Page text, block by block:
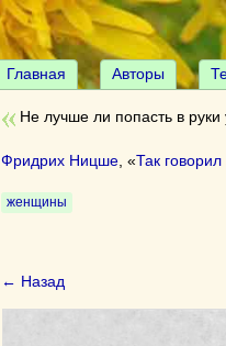
Главная Авторы
Не лучше ли попасть в
Фридрих Ницше , «Так
женщины
← Назад